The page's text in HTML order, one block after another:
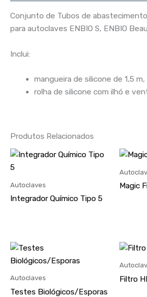
Conjunto de Tubos de
para autoclaves ENBIO S, ENBIO
Inclui:
mangueira de silicone de 1,5 m,
rolha de silicone com ilhó e
Produtos Relacionados
Autoclaves
Integrador Químico Tipo 5
Magic
Autoclaves
Testes Biológicos/Esporas
Filtro